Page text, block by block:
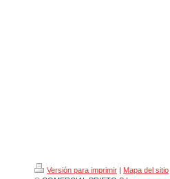
Versión para imprimir | Mapa del sitio